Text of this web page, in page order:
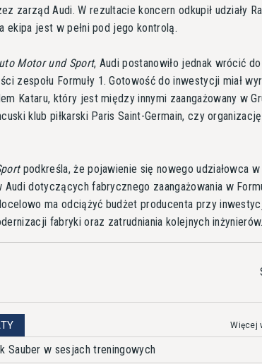
zarząd Audi. W rezultacie koncern odkupił udziały
ekipa jest w pełni pod jego kontrolą.
Motor und Sport, Audi postanowiło jednak wrócić do
zespołu Formuły 1. Gotowość do inwestycji miał
Kataru, który jest między innymi zaangażowany w
klub piłkarski Paris Saint-Germain, czy
podkreśla, że pojawienie się nowego udziałowca w
Audi dotyczących fabrycznego zaangażowania w
ma odciążyć budżet producenta przy
fabryki oraz zatrudniania kolejnych inżynierów.
Więcej
Sauber w sesjach treningowych